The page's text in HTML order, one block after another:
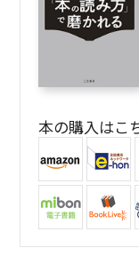
本の購入はこ